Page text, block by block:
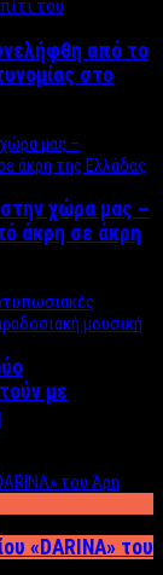
από το
στο
χώρα μας –
άκρη σε άκρη
με
«DARINA» του